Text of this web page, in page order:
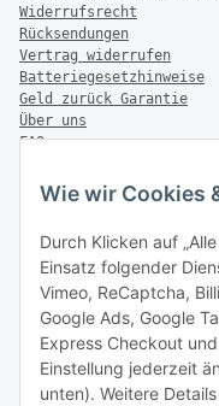
Wie wir Cookies
Durch Klicken auf
Einsatz folgender
Vimeo, ReCaptcha,
Google Ads, Google
Express Checkout
Einstellung jederzeit
unten). Weitere
Widerrufsrecht
Rücksendungen
Vertrag widerrufen
Batteriegesetzhinweise
Geld zurück Garantie
Über uns
FAQ
Zahlung & Versand
Versandinformationen